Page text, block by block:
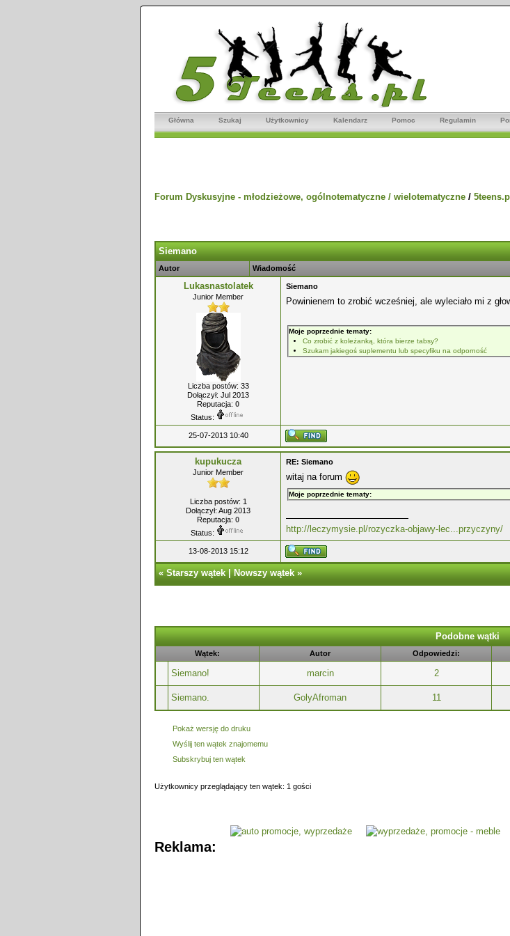
Główna Szukaj Użytkownicy Kalendarz Pomoc Regulamin
Forum Dyskusyjne - młodzieżowe, ogólnotematyczne / wielotematyczne / 5teens.pl
Siemano
Autor Wiadomość
Lukasnastolatek
Junior Member
Liczba postów: 33
Dołączył: Jul 2013
Reputacja: 0
Status:
Siemano
Powinienem to zrobić wcześniej, ale wyleciało mi z
Moje poprzednie tematy:
Co zrobić z koleżanką, która bierze tabsy?
Szukam jakiegoś suplementu lub specyfiku na odporność
25-07-2013 10:40
kupukucza
Junior Member
Liczba postów: 1
Dołączył: Aug 2013
Reputacja: 0
Status:
RE: Siemano
witaj na forum
Moje poprzednie tematy:
http://leczymysie.pl/rozyczka-objawy-lec...przyczyny/
13-08-2013 15:12
«Starszy wątek|Nowszy wątek»
Podobne wątki
Wątek: Autor Odpowiedzi:
Siemano! marcin 2
Siemano. GolyAfroman 11
Pokaż wersję do druku
Wyślij ten wątek znajomemu
Subskrybuj ten wątek
Użytkownicy przeglądający ten wątek: 1 gości
Reklama: